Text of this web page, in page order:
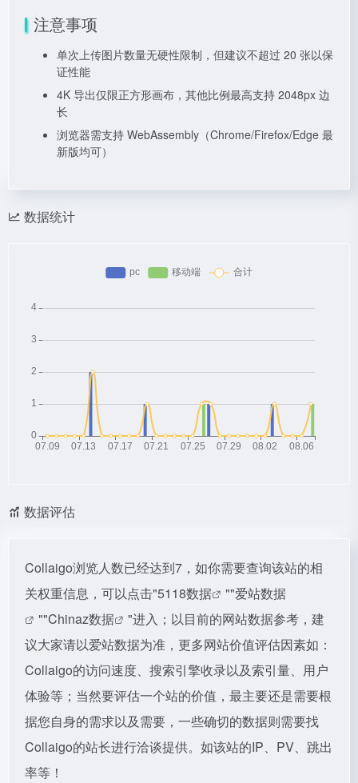
注意事项
单次上传图片数量无硬性限制，但建议不超过 20 张以保
证性能
4K 导出仅限正方形画布，其他比例最高支持 2048px 边
长
浏览器需支持 WebAssembly（Chrome/Firefox/Edge 最
新版均可）
数据统计
数据评估
Collaigo浏览人数已经达到7，如你需要查询该站的相
关权重信息，可以点击"5118数据 ""爱站数据
""Chinaz数据
"进入；以目前的网站数据参考，建
议大家请以爱站数据为准，更多网站价值评估因素如：
Collaigo的访问速度、搜索引擎收录以及索引量、用户
体验等；当然要评估一个站的价值，最主要还是需要根
据您自身的需求以及需要，一些确切的数据则需要找
Collaigo的站长进行洽谈提供。如该站的IP、PV、跳出
率等！